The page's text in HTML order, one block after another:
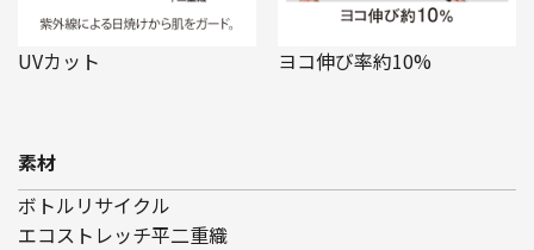
UVカット ヨコ伸び率約10%
素材
ボトルリサイクル
エコストレッチ平二重織